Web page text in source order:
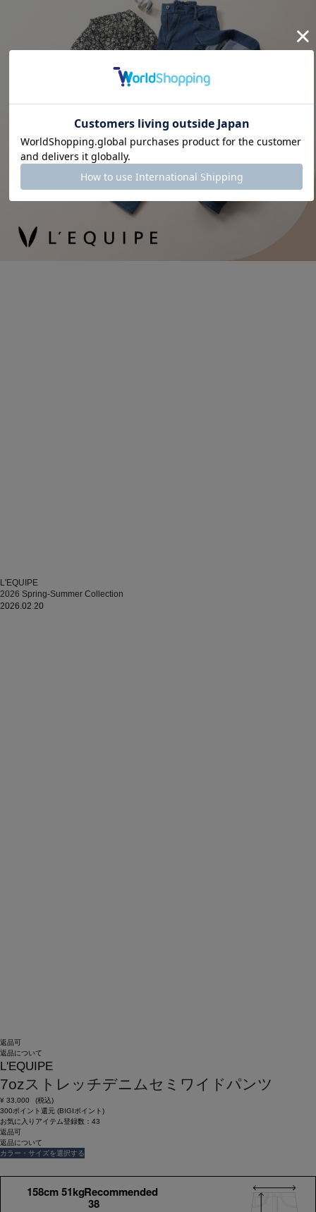
L'EQUIPE
2026 Spring-Summer Collection
2026.02.20
返品可
返品について
L'EQUIPE
7ozストレッチデニムセミワイドパンツ
¥ 33,000
(税込)
300ポイント還元 (BIGIポイント)
お気に入りアイテム登録数： 43
返品可
返品について
カラー・サイズを選択する
158cm 51kgRecommended
38